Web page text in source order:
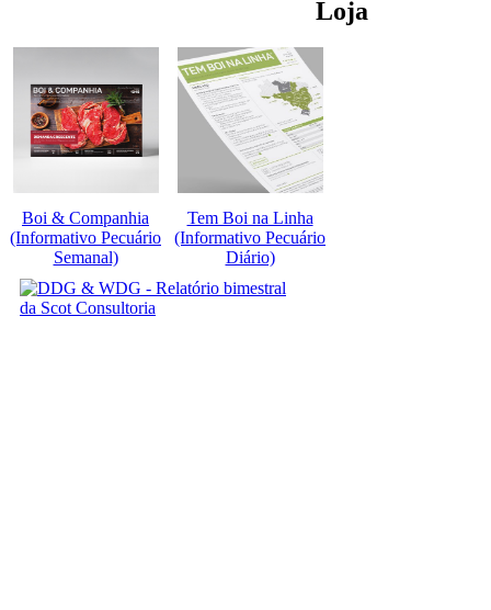
Loja
Boi & Companhia
(Informativo Pecuário
Semanal)
Tem Boi na Linha
(Informativo Pecuário
Diário)